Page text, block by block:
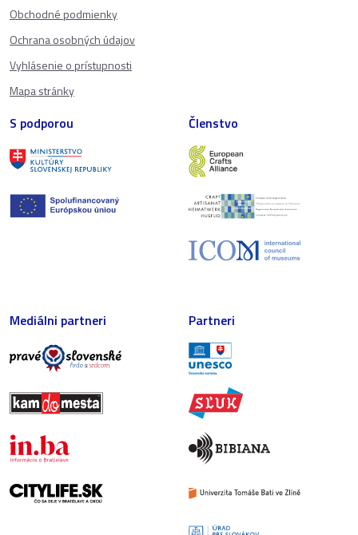
Obchodné podmienky
Ochrana osobných údajov
Vyhlásenie o prístupnosti
Mapa stránky
S podporou Členstvo
Mediálni partneri Partneri